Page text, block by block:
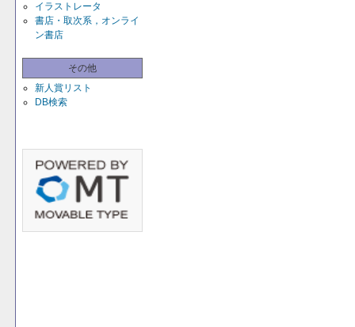
イラストレータ
書店・取次系，オンライ
ン書店
その他
新人賞リスト
DB検索